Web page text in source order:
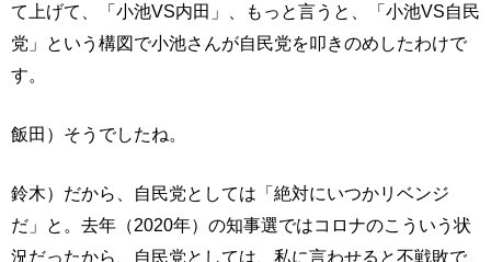
て上げて、「小池VS内田」、もっと言うと、「小池VS自民
党」という構図で小池さんが自民党を叩きのめしたわけで
す。
飯田）そうでしたね。
鈴木）だから、自民党としては「絶対にいつかリベンジ
だ」と。去年（2020年）の知事選ではコロナのこういう状
況だったから、自民党としては、私に言わせると不戦敗で